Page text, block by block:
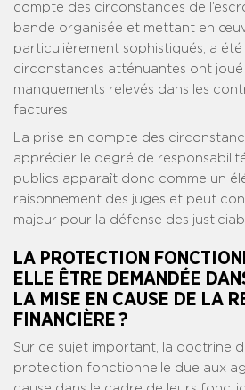
compte des circonstances de
bande organisée et mettant en
particulièrement sophistiqués, a
circonstances atténuantes ont
manquements relevés dans les
factures.
La prise en compte des
apprécier le degré de
publics apparaît donc comme un
raisonnement des juges et peut
majeur pour la défense des
LA PROTECTION
ELLE ÊTRE DEMANDÉE
LA MISE EN CAUSE DE LA
FINANCIÈRE ?
Sur ce sujet important, la doctrine
protection fonctionnelle due aux